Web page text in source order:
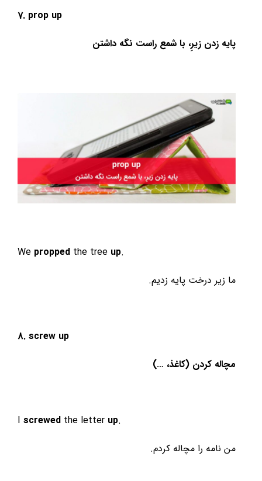
7. prop up
پایه زدن زیرِ، با شمع راست نگه داشتن
We propped the tree up.
ما زیر درخت پایه زدیم.
8. screw up
مچاله کردن (کاغذ، …)
I screwed the letter up.
من نامه را مچاله کردم.